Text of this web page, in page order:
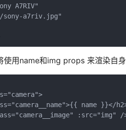
A7RIV"
sony-a7riv.jpg"
使用name和img props 来渲染自身
name }}</
:src="img" /